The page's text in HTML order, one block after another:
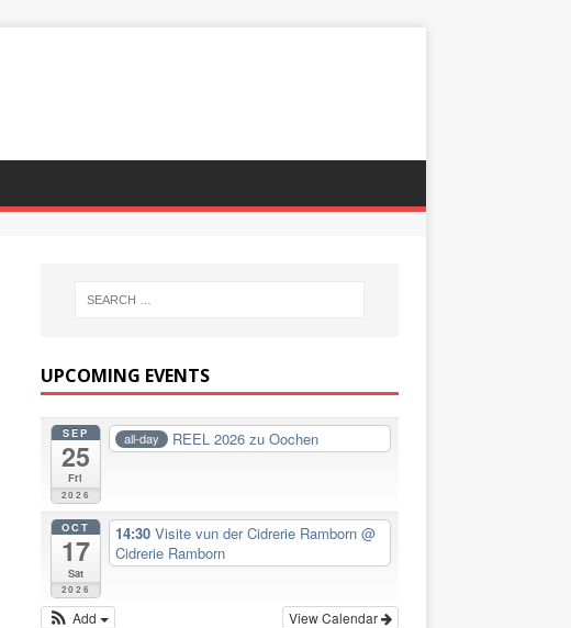
UPCOMING EVENTS
SEP
25
Fri
2026
all-day REEL 2026 zu Oochen
OCT
17
Sat
2026
14:30Visite vun der Cidrerie Ramborn@
Cidrerie Ramborn
View Calendar
Add